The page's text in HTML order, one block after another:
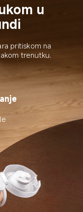
u
pritiskom na
trenutku.